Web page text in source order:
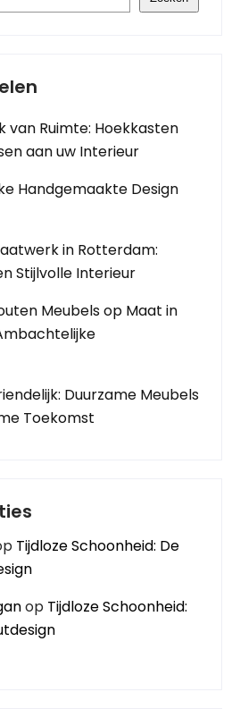
van Ruimte: Hoekkasten
aan uw Interieur
Handgemaakte Design
in Rotterdam:
Stijlvolle Interieur
Meubels op Maat in
Duurzame Meubels
Toekomst
Tijdloze Schoonheid: De
op Tijdloze Schoonheid: